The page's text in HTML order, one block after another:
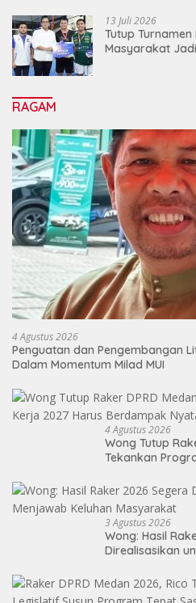
13 Juli 2026
Tutup
Masyarakat
RAGAM
4 Agustus 2026
Penguatan dan Pengembangan
Dalam Momentum Milad MUI
4 Agustus 2026
Wong Tutup
Tekankan
3 Agustus 2026
Wong: Hasil
Direalisasikan